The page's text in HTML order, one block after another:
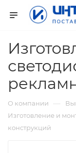
О компании —
Изготовление и
конструкций